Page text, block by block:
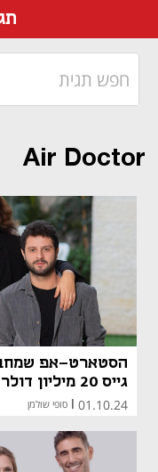
Air Doctor
הסטארט-אפ
גייס 20 מיליון דולר
01.10.24 סופי שולמן